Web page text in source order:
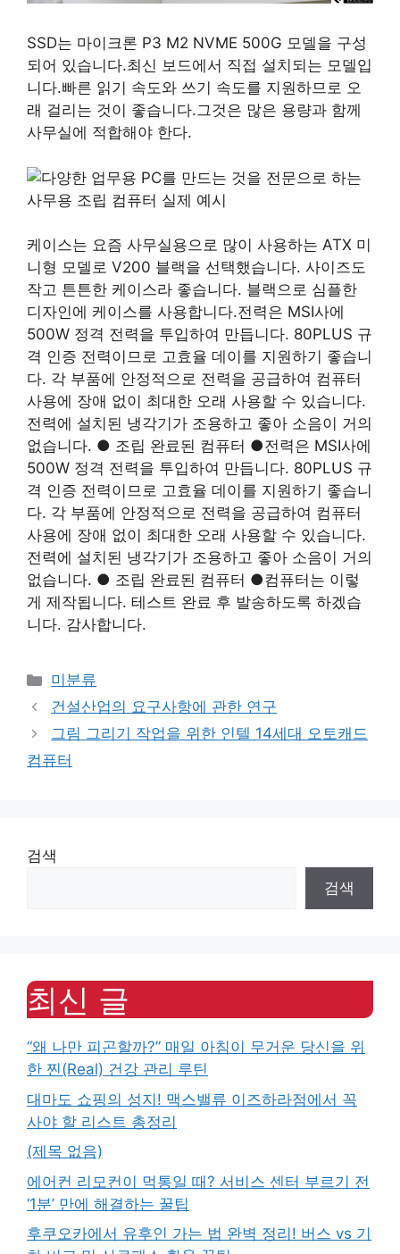
SSD는 마이크론 P3 M2 NVME 500G 모델을 구성
되어 있습니다.최신 보드에서 직접 설치되는 모델입
니다.빠른 읽기 속도와 쓰기 속도를 지원하므로 오
래 걸리는 것이 좋습니다.그것은 많은 용량과 함께
사무실에 적합해야 한다.
케이스는 요즘 사무실용으로 많이 사용하는 ATX 미
니형 모델로 V200 블랙을 선택했습니다. 사이즈도
작고 튼튼한 케이스라 좋습니다. 블랙으로 심플한
디자인에 케이스를 사용합니다.전력은 MSI사에
500W 정격 전력을 투입하여 만듭니다. 80PLUS 규
격 인증 전력이므로 고효율 데이를 지원하기 좋습니
다. 각 부품에 안정적으로 전력을 공급하여 컴퓨터
사용에 장애 없이 최대한 오래 사용할 수 있습니다.
전력에 설치된 냉각기가 조용하고 좋아 소음이 거의
없습니다. ● 조립 완료된 컴퓨터 ●전력은 MSI사에
500W 정격 전력을 투입하여 만듭니다. 80PLUS 규
격 인증 전력이므로 고효율 데이를 지원하기 좋습니
다. 각 부품에 안정적으로 전력을 공급하여 컴퓨터
사용에 장애 없이 최대한 오래 사용할 수 있습니다.
전력에 설치된 냉각기가 조용하고 좋아 소음이 거의
없습니다. ● 조립 완료된 컴퓨터 ●컴퓨터는 이렇
게 제작됩니다. 테스트 완료 후 발송하도록 하겠습
니다. 감사합니다.
Categories
미분류
건설산업의 요구사항에 관한 연구
그림 그리기 작업을 위한 인텔 14세대 오토캐드
컴퓨터
검색
검색
최신 글
“왜 나만 피곤할까?” 매일 아침이 무거운 당신을 위
한 찐(Real) 건강 관리 루틴
대마도 쇼핑의 성지! 맥스밸류 이즈하라점에서 꼭
사야 할 리스트 총정리
(제목 없음)
에어컨 리모컨이 먹통일 때? 서비스 센터 부르기 전
‘1분’ 만에 해결하는 꿀팁
후쿠오카에서 유후인 가는 법 완벽 정리! 버스 vs 기